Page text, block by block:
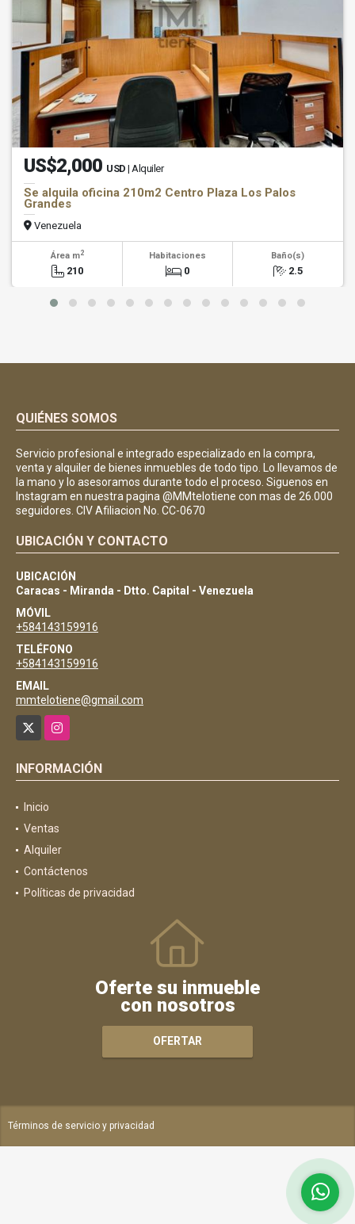
US$2,000 USD | Alquiler
Se alquila oficina 210m2 Centro Plaza Los Palos
Grandes
Venezuela
Área m2
210
Habitaciones
0
Baño(s)
2.5
QUIÉNES SOMOS
Servicio profesional e integrado especializado en la compra,
venta y alquiler de bienes inmuebles de todo tipo. Lo llevamos de
la mano y lo asesoramos durante todo el proceso. Siguenos en
Instagram en nuestra pagina @MMtelotiene con mas de 26.000
seguidores. CIV Afiliacion No. CC-0670
UBICACIÓN Y CONTACTO
UBICACIÓN
Caracas - Miranda - Dtto. Capital - Venezuela
MÓVIL
+584143159916
TELÉFONO
+584143159916
EMAIL
mmtelotiene@gmail.com
Instagram
INFORMACIÓN
Inicio
Ventas
Alquiler
Contáctenos
Políticas de privacidad
Oferte su inmueble
con nosotros
OFERTAR
Términos de servicio y privacidad